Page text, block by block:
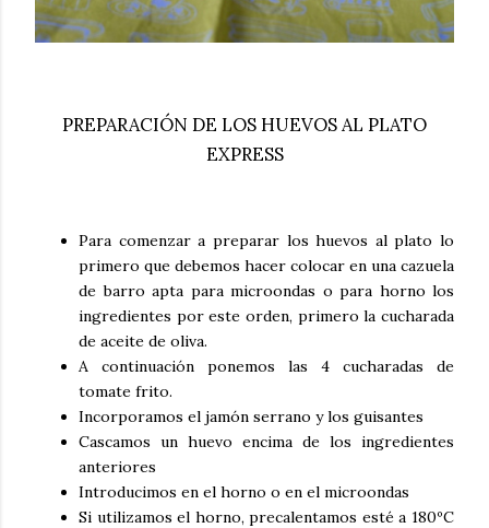
PREPARACIÓN DE LOS HUEVOS AL PLATO
EXPRESS
Para comenzar a preparar los huevos al plato lo
primero que debemos hacer colocar en una cazuela
de barro apta para microondas o para horno los
ingredientes por este orden, primero la cucharada
de aceite de oliva.
A continuación ponemos las 4 cucharadas de
tomate frito.
Incorporamos el jamón serrano y los guisantes
Cascamos un huevo encima de los ingredientes
anteriores
Introducimos en el horno o en el microondas
Si utilizamos el horno, precalentamos esté a 180ºC